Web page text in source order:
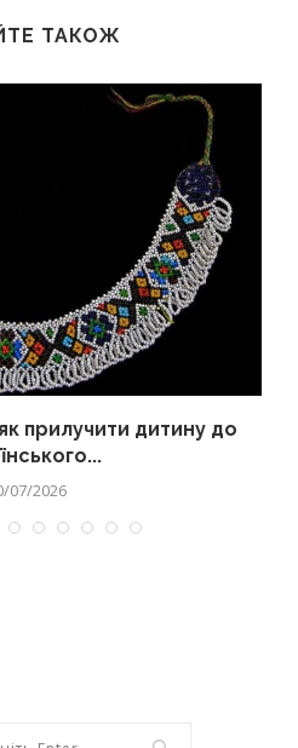
ТАКОЖ
прилучити дитину до
07/2026